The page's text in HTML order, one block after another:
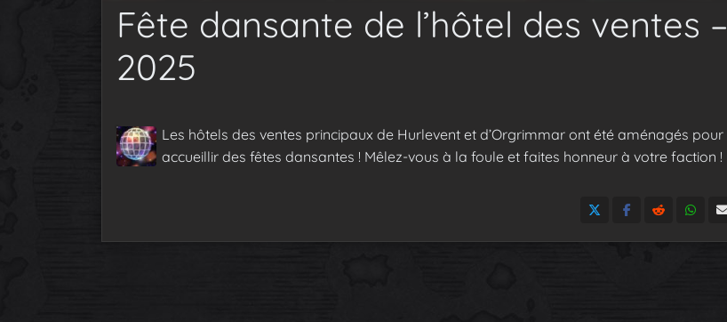
Fête dansante de l’hôtel des ventes –
2025
Les hôtels des ventes principaux de Hurlevent et d’Orgrimmar ont été aménagés pour
accueillir des fêtes dansantes ! Mêlez-vous à la foule et faites honneur à votre faction !